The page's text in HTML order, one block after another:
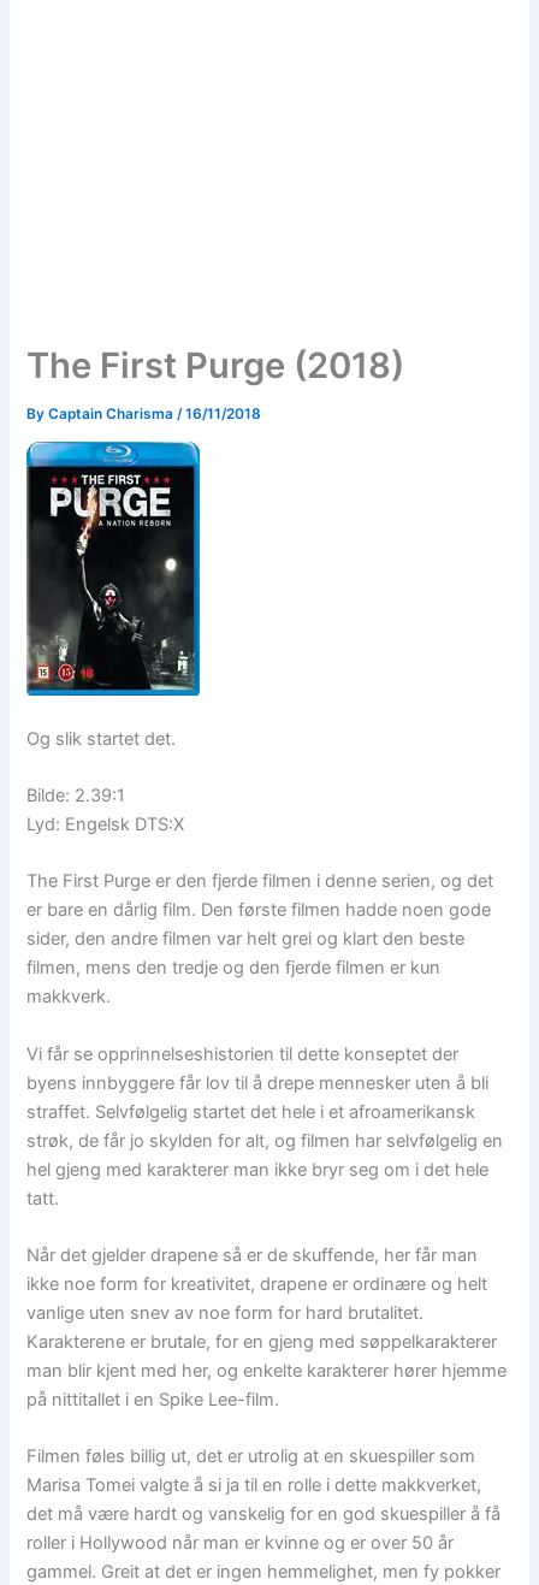
The First Purge (2018)
ByCaptain Charisma /16/11/2018
Og slik startet det.
Bilde: 2.39:1
Lyd: Engelsk DTS:X
The First Purge er den fjerde filmen i denne serien, og det
er bare en dårlig film. Den første filmen hadde noen gode
sider, den andre filmen var helt grei og klart den beste
filmen, mens den tredje og den fjerde filmen er kun
makkverk.
Vi får se opprinnelseshistorien til dette konseptet der
byens innbyggere får lov til å drepe mennesker uten å bli
straffet. Selvfølgelig startet det hele i et afroamerikansk
strøk, de får jo skylden for alt, og filmen har selvfølgelig en
hel gjeng med karakterer man ikke bryr seg om i det hele
tatt.
Når det gjelder drapene så er de skuffende, her får man
ikke noe form for kreativitet, drapene er ordinære og helt
vanlige uten snev av noe form for hard brutalitet.
Karakterene er brutale, for en gjeng med søppelkarakterer
man blir kjent med her, og enkelte karakterer hører hjemme
på nittitallet i en Spike Lee-film.
Filmen føles billig ut, det er utrolig at en skuespiller som
Marisa Tomei valgte å si ja til en rolle i dette makkverket,
det må være hardt og vanskelig for en god skuespiller å få
roller i Hollywood når man er kvinne og er over 50 år
gammel. Greit at det er ingen hemmelighet, men fy pokker